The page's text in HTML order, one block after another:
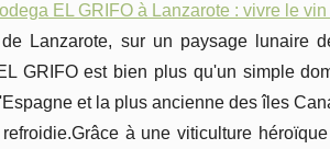
EL GRIFO à Lanzarote : vivre le
Lanzarote, sur un paysage lunaire
GRIFO est bien plus qu'un simple
et la plus ancienne des îles
à une viticulture